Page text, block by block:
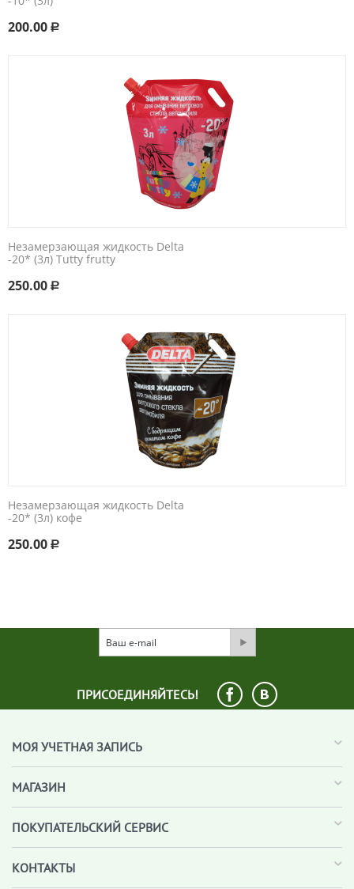
200.00 Р
Незамерзающая жидкость Delta
-20* (3л) Tutty frutty
250.00 Р
Незамерзающая жидкость Delta
-20* (3л) кофе
250.00 Р
ПРИСОЕДИНЯЙТЕСЬ!
МОЯ УЧЕТНАЯ ЗАПИСЬ
МАГАЗИН
ПОКУПАТЕЛЬСКИЙ СЕРВИС
КОНТАКТЫ